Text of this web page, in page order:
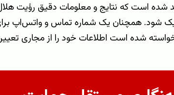
شده است که نتایج و معلومات دقیق رؤیت
شود. همچنان یک شماره تماس و واتس‌اپ
شده است اطلاعات خود را از مجاری